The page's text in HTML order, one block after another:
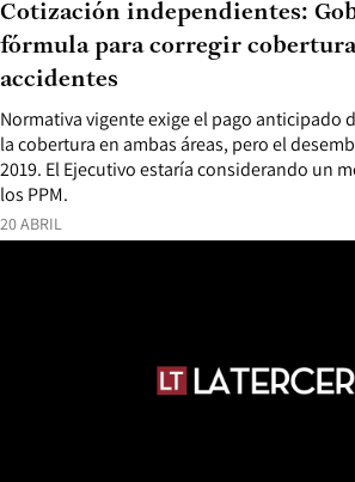
20 ABRIL
Normativa vigente exige el pago anticipado
la cobertura en ambas áreas, pero el
2019. El Ejecutivo estaría considerando un
los PPM.
Cotización independientes:
fórmula para corregir
accidentes